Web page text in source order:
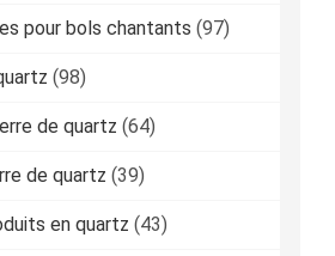
pour bols chantants (97)
(98)
de quartz (64)
de quartz (39)
en quartz (43)